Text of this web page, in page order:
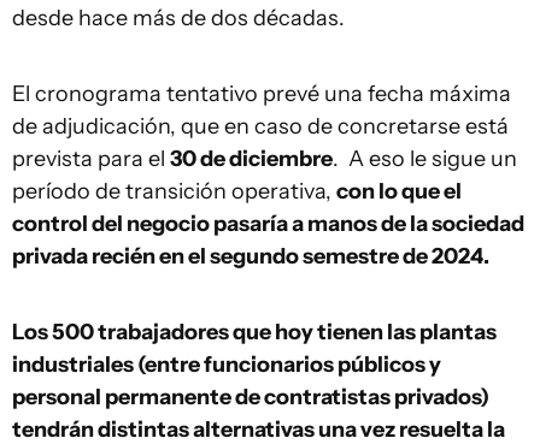
desde hace más de dos décadas.
El cronograma tentativo prevé una fecha máxima
de adjudicación, que en caso de concretarse está
prevista para el 30 de diciembre. A eso le sigue un
período de transición operativa, con lo que el
control del negocio pasaría a manos de la sociedad
privada recién en el segundo semestre de 2024.
Los 500 trabajadores que hoy tienen las plantas
industriales (entre funcionarios públicos y
personal permanente de contratistas privados)
tendrán distintas alternativas una vez resuelta la